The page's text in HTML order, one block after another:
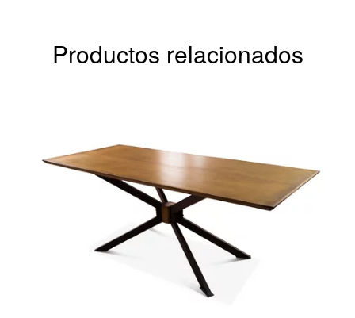
Productos relacionados